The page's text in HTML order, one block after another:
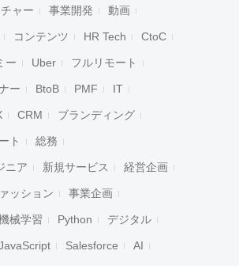
ャー 事業開発 動画
コンテンツ HR Tech CtoC
ー Uber フルリモート
ー BtoB PMF IT
CRM ブランディング
ト 総務
ニア 新規サービス 経営企画
ッション 事業企画
械学習 Python デジタル
Salesforce AI